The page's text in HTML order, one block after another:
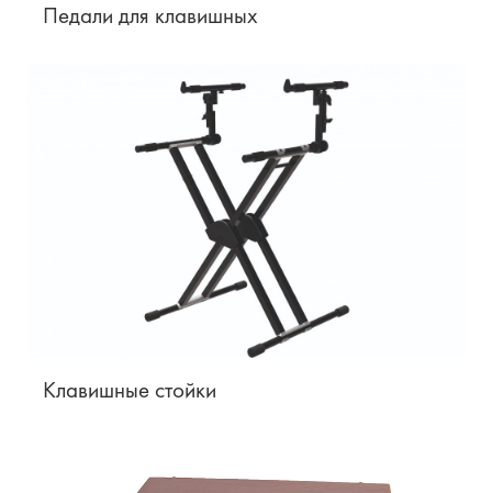
Педали для клавишных
Клавишные стойки